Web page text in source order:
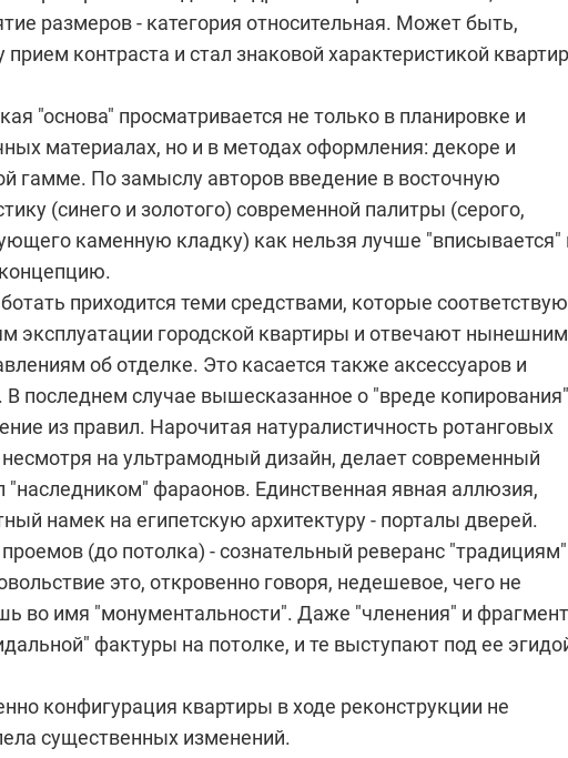
размеров - категория относительная. Может быть,
прием контраста и стал знаковой характеристикой
"основа" просматривается не только в планировке и
материалах, но и в методах оформления: декоре и
гамме. По замыслу авторов введение в восточную
(синего и золотого) современной палитры (серого,
каменную кладку) как нельзя лучше "вписывается"
приходится теми средствами, которые
эксплуатации городской квартиры и отвечают нынешним
об отделке. Это касается также аксессуаров и
В последнем случае вышесказанное о "вреде
из правил. Нарочитая натуралистичность ротанговых
несмотря на ультрамодный дизайн, делает современный
"наследником" фараонов. Единственная явная аллюзия,
намек на египетскую архитектуру - порталы дверей.
(до потолка) - сознательный реверанс
это, откровенно говоря, недешевое, чего не
во имя "монументальности". Даже "членения" и
фактуры на потолке, и те выступают под ее
конфигурация квартиры в ходе реконструкции не
существенных изменений.